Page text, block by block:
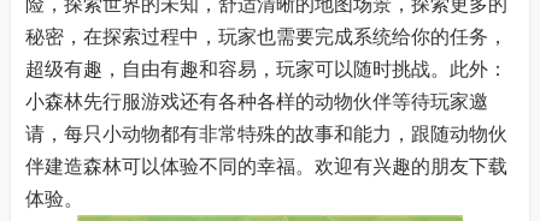
险，探索世界的未知，舒适清晰的地图场景，探索更多的
秘密，在探索过程中，玩家也需要完成系统给你的任务，
超级有趣，自由有趣和容易，玩家可以随时挑战。此外：
小森林先行服游戏还有各种各样的动物伙伴等待玩家邀
请，每只小动物都有非常特殊的故事和能力，跟随动物伙
伴建造森林可以体验不同的幸福。欢迎有兴趣的朋友下载
体验。